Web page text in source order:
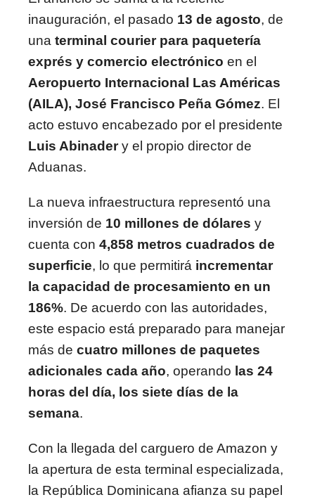
inauguración, el pasado 13 de agosto, de
una terminal courier para paquetería
exprés y comercio electrónico en el
Aeropuerto Internacional Las Américas
(AILA), José Francisco Peña Gómez. El
acto estuvo encabezado por el presidente
Luis Abinadery el propio director de
Aduanas.
La nueva infraestructura representó una
inversión de 10 millones de dólares y
cuenta con 4,858 metros cuadrados de
superficie, lo que permitirá incrementar
la capacidad de procesamiento en un
186%. De acuerdo con las autoridades,
este espacio está preparado para manejar
más de cuatro millones de paquetes
adicionales cada año, operando las 24
horas del día, los siete días de la
semana.
Con la llegada del carguero de Amazon y
la apertura de esta terminal especializada,
la República Dominicana afianza su papel